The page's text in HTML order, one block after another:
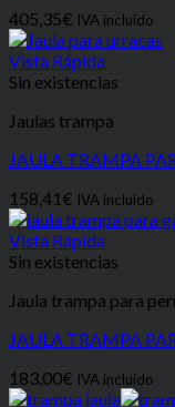
405,35€ IVA incluido
Vista Rápida
Sin existencias
Jaulas trampa
JAULA TRAMPA
158,41 € IVA incluido
Vista Rápida
Sin existencias
Jaula trampa para
JAULA TRAMPA
183,00€ IVA incluido